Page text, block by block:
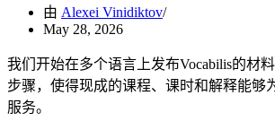
由 Alexei Vinidiktov
May 28, 2026
我们开始在多个语言上发布Vocabilis的材
步骤，使得现成的课程、课时和解释能够
服务。